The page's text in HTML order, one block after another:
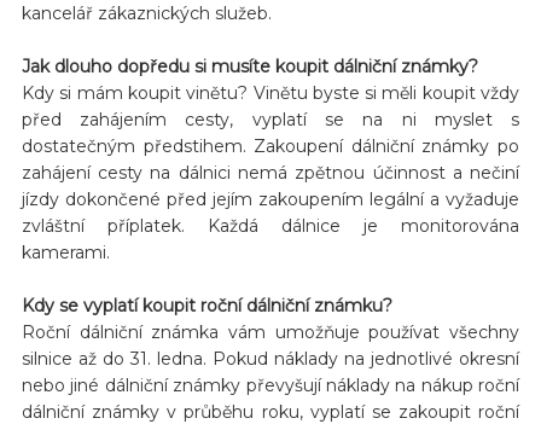
kancelář zákaznických služeb.
Jak dlouho dopředu si musíte koupit dálniční známky?
Kdy si mám koupit vinětu? Vinětu byste si měli koupit vždy
před zahájením cesty, vyplatí se na ni myslet s
dostatečným předstihem. Zakoupení dálniční známky po
zahájení cesty na dálnici nemá zpětnou účinnost a nečiní
jízdy dokončené před jejím zakoupením legální a vyžaduje
zvláštní příplatek. Každá dálnice je monitorována
kamerami.
Kdy se vyplatí koupit roční dálniční známku?
Roční dálniční známka vám umožňuje používat všechny
silnice až do 31. ledna. Pokud náklady na jednotlivé okresní
nebo jiné dálniční známky převyšují náklady na nákup roční
dálniční známky v průběhu roku, vyplatí se zakoupit roční